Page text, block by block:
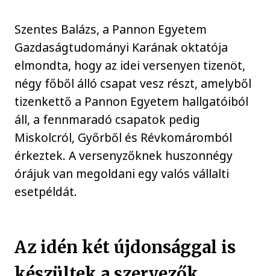
Szentes Balázs, a Pannon Egyetem
Gazdaságtudományi Karának oktatója
elmondta, hogy az idei versenyen tizenöt,
négy főből álló csapat vesz részt, amelyből
tizenkettő a Pannon Egyetem hallgatóiból
áll, a fennmaradó csapatok pedig
Miskolcról, Győrből és Révkomáromból
érkeztek. A versenyzőknek huszonnégy
órájuk van megoldani egy valós vállalti
esetpéldát.
Az idén két újdonsággal is